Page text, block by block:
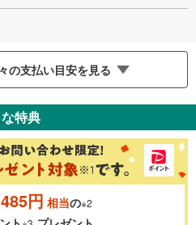
の支払い目安を見る
％
特典
円 相当の※2